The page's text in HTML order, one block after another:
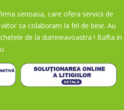
serioasa, care ofera servicii de
sa colaboram la fel de bine. Au
de la dumneavoastra ! Bafta in